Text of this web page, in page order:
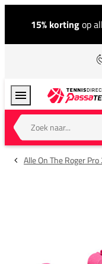
15% kortingop
Zoek naar...
Alle On The Roger